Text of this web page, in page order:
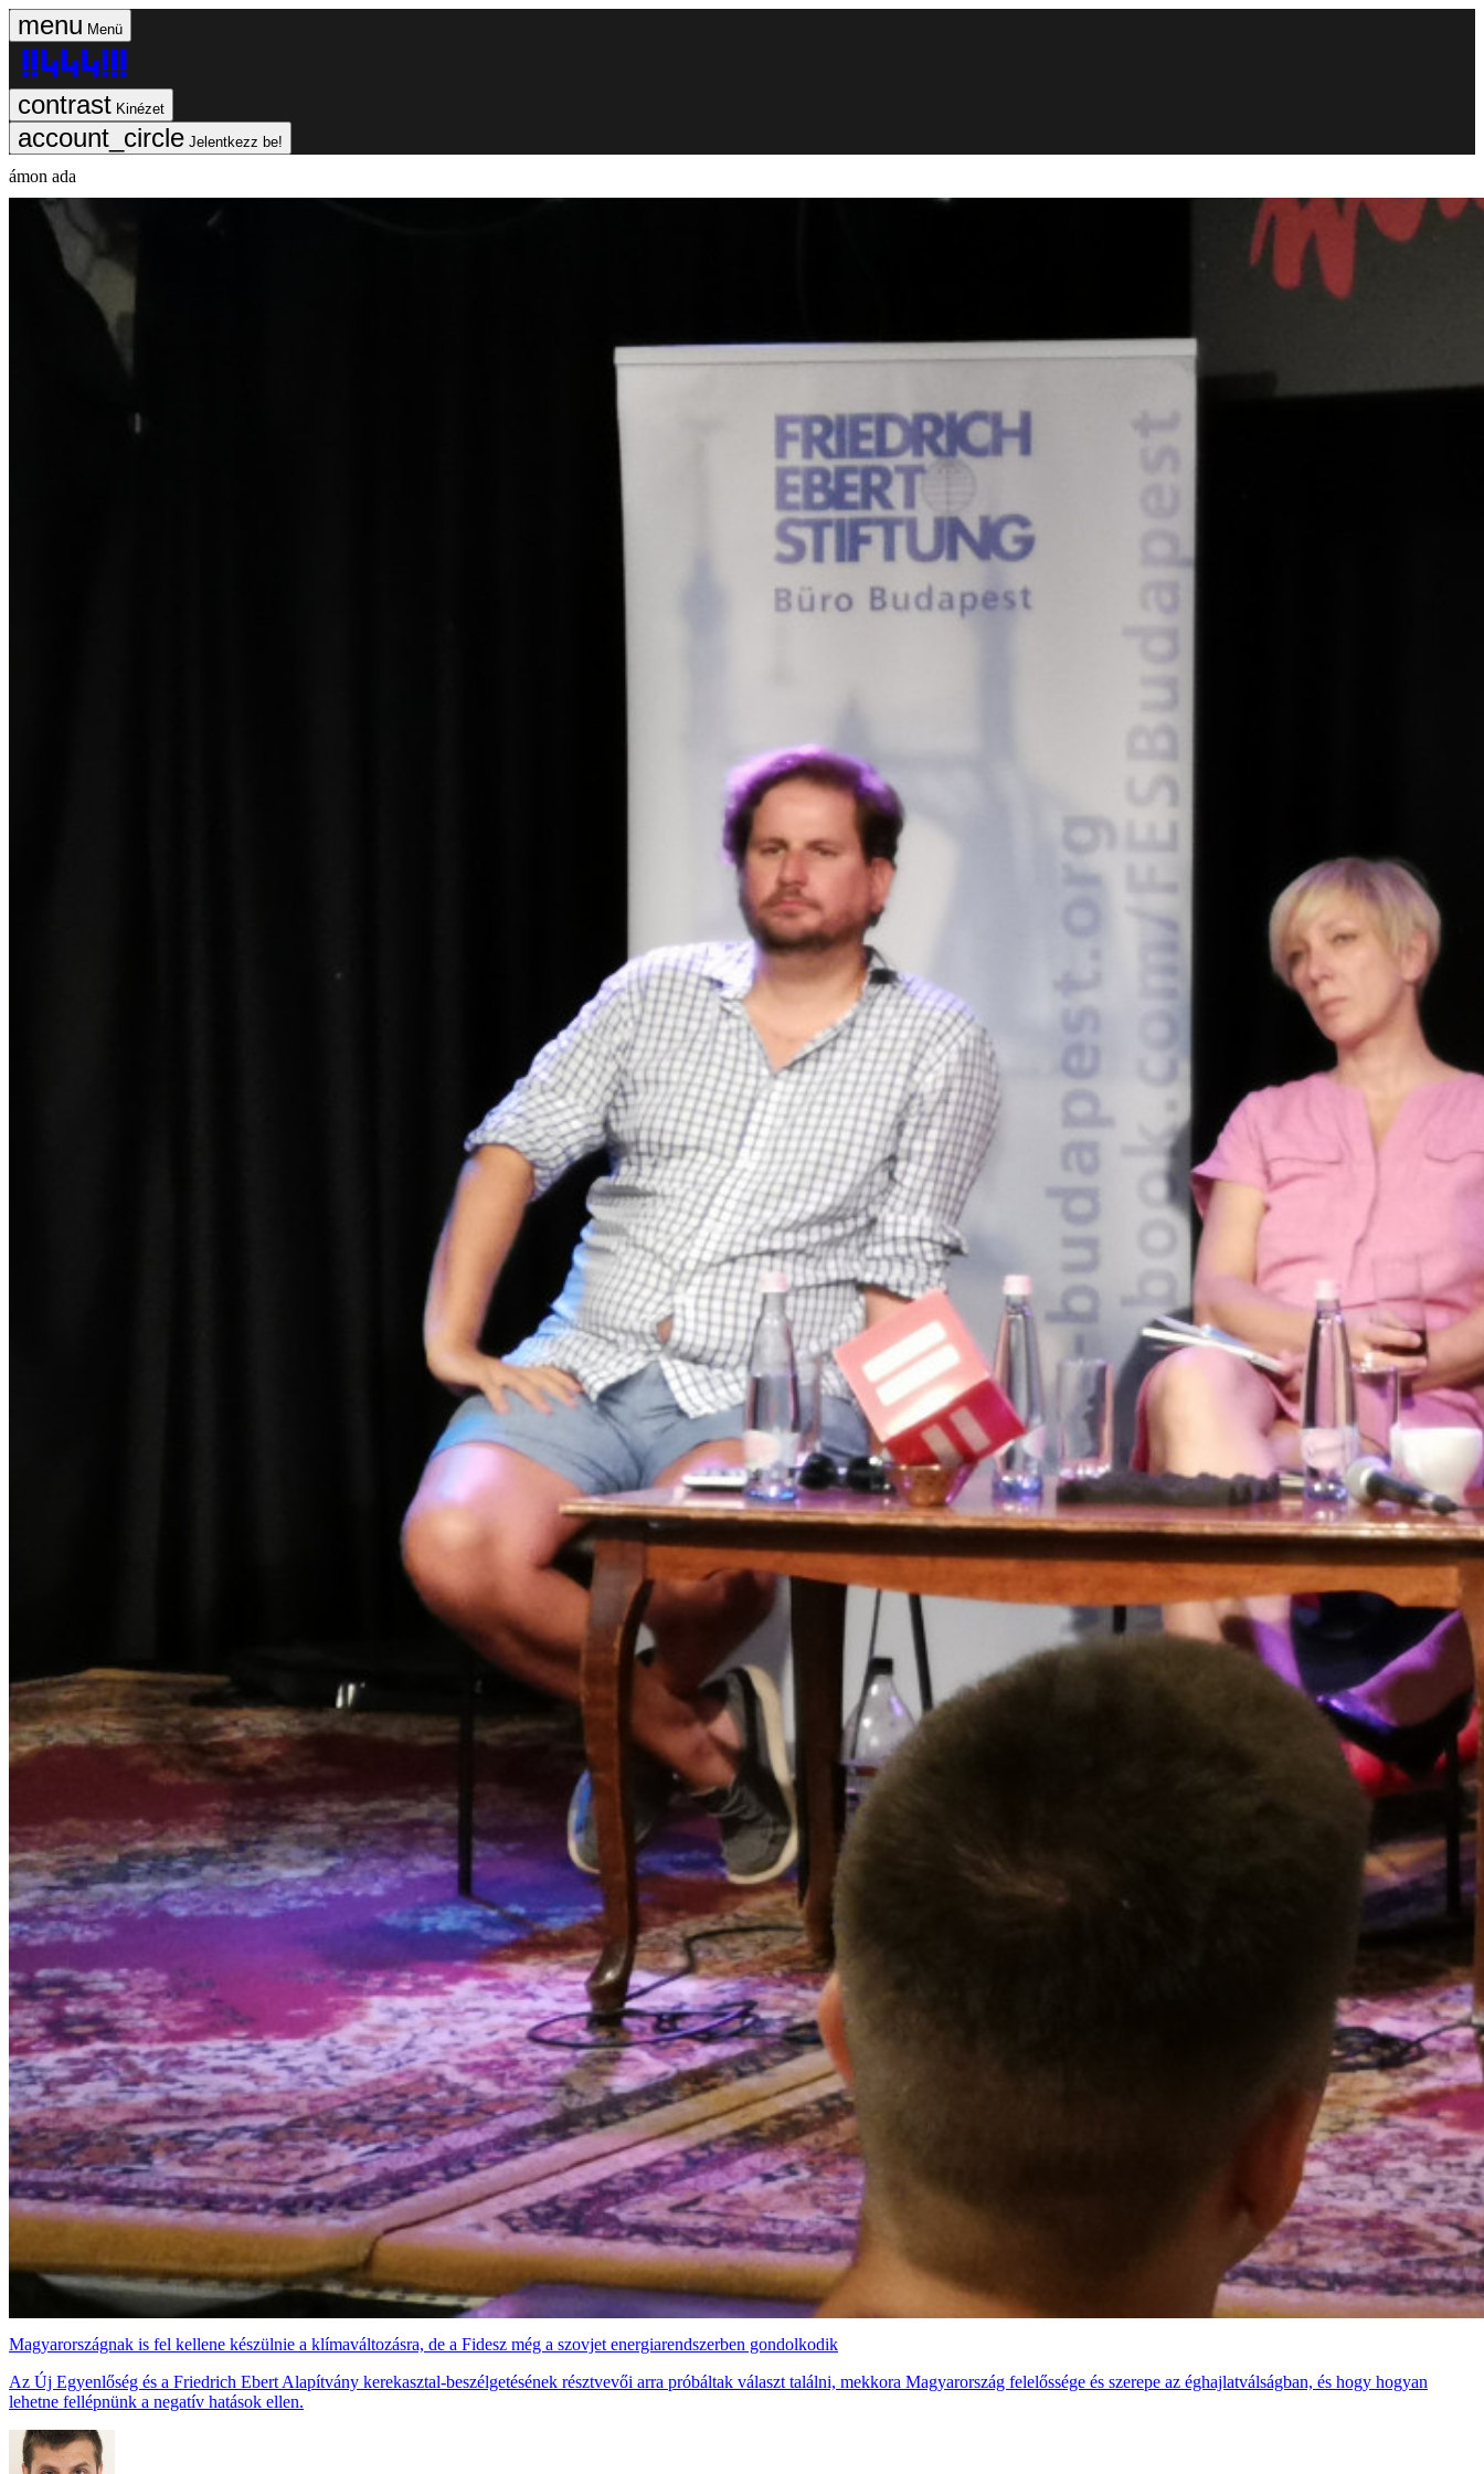
Menü
Kinézet
Jelentkezz be!
ámon ada
Magyarországnak is fel kellene készülnie a klímaváltozásra, de a Fidesz még a szovjet energiarendszerben gondolkodik
Az Új Egyenlőség és a Friedrich Ebert Alapítvány kerekasztal-beszélgetésének résztvevői arra próbáltak választ találni, mekkora Magyarország felelőssége és szerepe az éghajlatválságban, és hogy hogyan
lehetne fellépnünk a negatív hatások ellen.